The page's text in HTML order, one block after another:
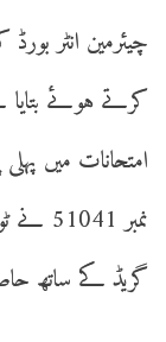
چیئرمین انٹر
کرتے ہوئے
امتحانات میں
گریڈ کے ساتھ